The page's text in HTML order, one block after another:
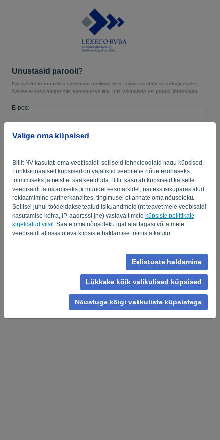
Valige oma küpsised
Billit NV kasutab oma veebisaidil selliseid tehnoloogiaid nagu küpsised.
Funktsionaalsed küpsised on vajalikud veebilehe nõuetekohaseks
toimimiseks ja neist ei saa keelduda. Billit kasutab küpsiseid ka selle
veebisaidi täiustamiseks ja muudel eesmärkidel, näiteks isikupärastatud
reklaamimine partnerkanalites, tingimusel et annate oma nõusoleku.
Sellisel juhul töödeldakse teatud isikuandmeid (nt teavet meie veebisaidi
kasutamise kohta, IP-aadressi jne) vastavalt meie küpsiste poliitikale
kirjeldatud viisil . Saate oma nõusoleku igal ajal tagasi võtta meie
veebisaidi allosas oleva küpsiste haldamise tööriista kaudu.
Eelistuste haldamine
Lükkake kõik valikulised küpsised
Nõustuge kõigi valikuliste küpsistega
Unustasid parooli?
Parooli lähtestamiseks sisestage meiliaadress, mida kasutate sisselogimiseks.
Sellele e-posti aadressile saadetakse link, mis võimaldab teil parooli lähtestada.
E-post
Kas sa ei ole arvuti? Täitke „
SAADA LINK
Tagasi sisselogimise juurde
Privacy Policy -Terms of Service.